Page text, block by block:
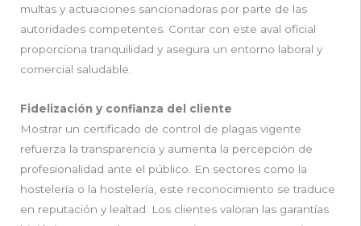
multas y actuaciones sancionadoras por parte de las
autoridades competentes. Contar con este aval oficial
proporciona tranquilidad y asegura un entorno laboral y
comercial saludable.
Fidelización y confianza del cliente
Mostrar un certificado de control de plagas vigente
refuerza la transparencia y aumenta la percepción de
profesionalidad ante el público. En sectores como la
hostelería o la hostelería, este reconocimiento se traduce
en reputación y lealtad. Los clientes valoran las garantías